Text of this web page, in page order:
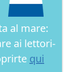
al mare:
ai lettori-
qui